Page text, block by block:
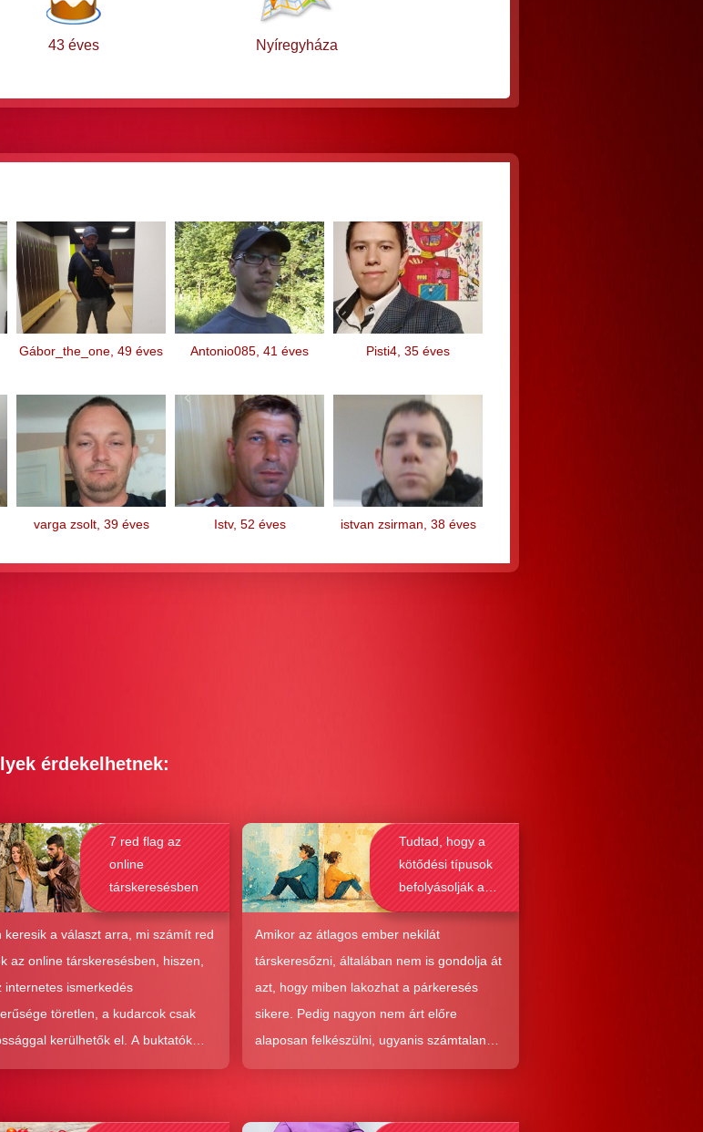
43 éves Nyíregyháza
Gábor_the_one, 49 éves Antonio085, 41 éves Pisti4, 35 éves
varga zsolt, 39 éves Istv, 52 éves istvan zsirman, 38 éves
érdekelhetnek:
7 red flag az
online
társkeresésben
keresik a választ arra, mi számít red
az online társkeresésben, hiszen,
internetes ismerkedés
töretlen, a kudarcok csak
kerülhetők el. A buktatók
ez a társkeresési forma joggal
amit ad, nehezen
Tudtad, hogy a
kötődési típusok
befolyásolják a
társkeresést is?
Amikor az átlagos ember nekilát
társkeresőzni, általában nem is gondolja át
azt, hogy miben lakozhat a párkeresés
sikere. Pedig nagyon nem árt előre
alaposan felkészülni, ugyanis számtalan
kudarctól képes megmenteni téged is az,
társkeresés működését, a párkapcsolatok